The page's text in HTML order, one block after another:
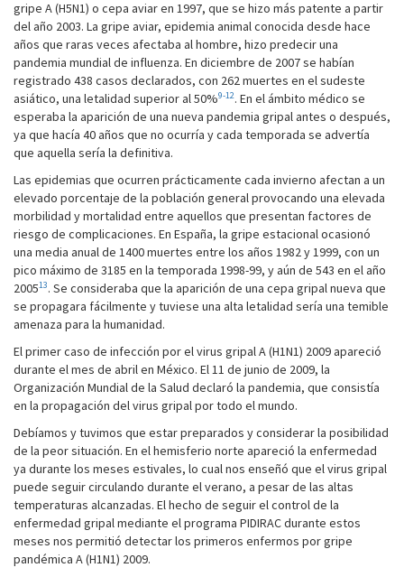
gripe A (H5N1) o cepa aviar en 1997, que se hizo más patente a partir
del año 2003. La gripe aviar, epidemia animal conocida desde hace
años que raras veces afectaba al hombre, hizo predecir una
pandemia mundial de influenza. En diciembre de 2007 se habían
registrado 438 casos declarados, con 262 muertes en el sudeste
asiático, una letalidad superior al 50%9-12. En el ámbito médico se
esperaba la aparición de una nueva pandemia gripal antes o después,
ya que hacía 40 años que no ocurría y cada temporada se advertía
que aquella sería la definitiva.
Las epidemias que ocurren prácticamente cada invierno afectan a un
elevado porcentaje de la población general provocando una elevada
morbilidad y mortalidad entre aquellos que presentan factores de
riesgo de complicaciones. En España, la gripe estacional ocasionó
una media anual de 1400 muertes entre los años 1982 y 1999, con un
pico máximo de 3185 en la temporada 1998-99, y aún de 543 en el año
200513. Se consideraba que la aparición de una cepa gripal nueva que
se propagara fácilmente y tuviese una alta letalidad sería una temible
amenaza para la humanidad.
El primer caso de infección por el virus gripal A (H1N1) 2009 apareció
durante el mes de abril en México. El 11 de junio de 2009, la
Organización Mundial de la Salud declaró la pandemia, que consistía
en la propagación del virus gripal por todo el mundo.
Debíamos y tuvimos que estar preparados y considerar la posibilidad
de la peor situación. En el hemisferio norte apareció la enfermedad
ya durante los meses estivales, lo cual nos enseñó que el virus gripal
puede seguir circulando durante el verano, a pesar de las altas
temperaturas alcanzadas. El hecho de seguir el control de la
enfermedad gripal mediante el programa PIDIRAC durante estos
meses nos permitió detectar los primeros enfermos por gripe
pandémica A (H1N1) 2009.